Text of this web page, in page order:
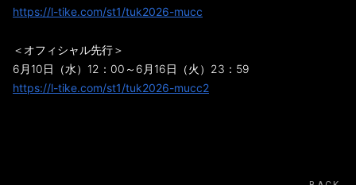
https://l-tike.com/st1/tuk2026-mucc
＜オフィシャル先行＞
6月10日（水）12：00～6月16日（火）23：59
https://l-tike.com/st1/tuk2026-mucc2